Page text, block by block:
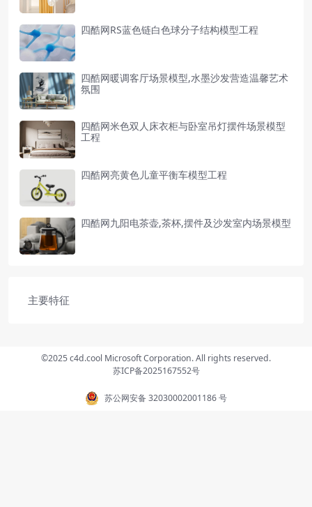
四酷网RS蓝色链白色球分子结构模型工程
四酷网暖调客厅场景模型,水墨沙发营造温馨艺术
氛围
四酷网米色双人床衣柜与卧室吊灯摆件场景模型
工程
四酷网亮黄色儿童平衡车模型工程
四酷网九阳电茶壶,茶杯,摆件及沙发室内场景模型
主要特征
©2025 c4d.cool Microsoft Corporation. All rights reserved.
苏ICP备2025167552号
苏公网安备 32030002001186 号